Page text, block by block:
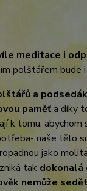
meditace i
polštářem bude
a
paměťa díky
k tomu, abychom
naše tělo
jako
tak dokonalá
nemůže